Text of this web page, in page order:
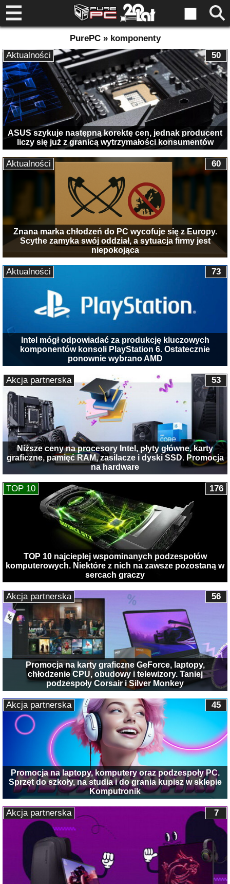
PurePC » komponenty
ASUS szykuje następną korektę cen, jednak producent
liczy się już z granicą wytrzymałości konsumentów
50
Aktualności
Znana marka chłodzeń do PC wycofuje się z Europy.
Scythe zamyka swój oddział, a sytuacja firmy jest
niepokojąca
60
Aktualności
Intel mógł odpowiadać za produkcję kluczowych
komponentów konsoli PlayStation 6. Ostatecznie
ponownie wybrano AMD
73
Aktualności
Niższe ceny na procesory Intel, płyty główne, karty
graficzne, pamięć RAM, zasilacze i dyski SSD. Promocja
na hardware
53
Akcja partnerska
TOP 10 najcieplej wspominanych podzespołów
komputerowych. Niektóre z nich na zawsze pozostaną w
sercach graczy
176
TOP 10
Promocja na karty graficzne GeForce, laptopy,
chłodzenie CPU, obudowy i telewizory. Taniej
podzespoły Corsair i Silver Monkey
56
Akcja partnerska
Promocja na laptopy, komputery oraz podzespoły PC.
Sprzęt do szkoły, na studia i do grania kupisz w sklepie
Komputronik
45
Akcja partnerska
7
Akcja partnerska